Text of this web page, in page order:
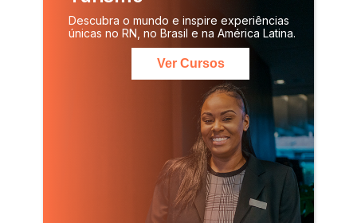
Descubra o mundo e inspire experiências
únicas no RN, no Brasil e na América Latina.
Ver Cursos